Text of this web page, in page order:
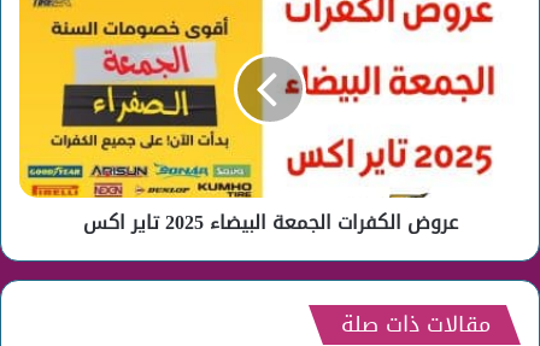
الكفرات
البيضاء
2025
اكس
عروض الكفرات الجمعة البيضاء 2025 تاير اكس
مقالات ذات صلة